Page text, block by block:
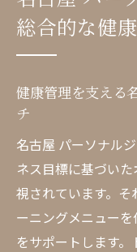
総合的な健
健康管理を支える
チ
名古屋 パーソナル
ネス目標に基づい
視されています。
ーニングメニュー
をサポートします